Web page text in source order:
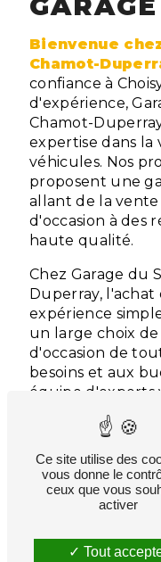
Bienvenue
Chamot-
confiance à
d'expérience,
Chamot-
expertise dans la
véhicules. Nos
proposent une
allant de la
d'occasion à des
haute qualité.
Chez Garage du
Duperray,
expérience
un large choix
d'occasion de
besoins et aux
équipe d'experts
chaque étape,
La maintenance
éléments clés de
incluent la
changement de
gestion des
Ce site utilise des
vous donne le
ceux que vous
activer
Tout